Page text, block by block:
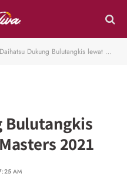
Daihatsu Dukung Bulutangkis lewat Indonesia Masters 2021
Bulutangkis
2021
AM